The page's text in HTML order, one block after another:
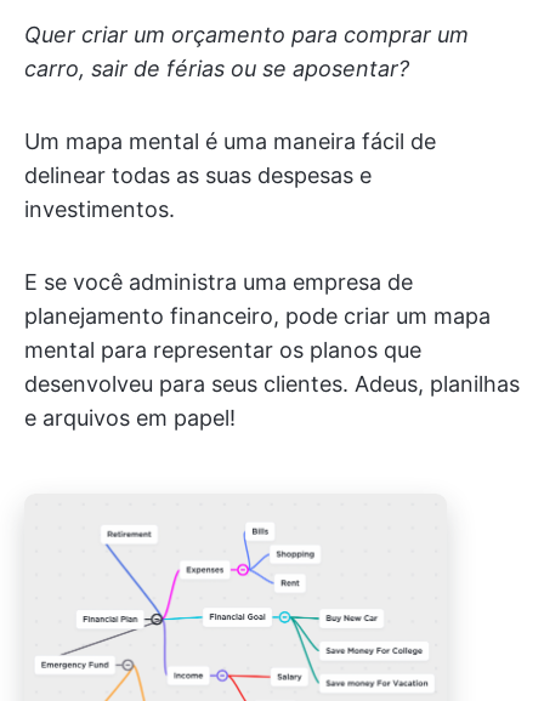
Quer criar um orçamento para comprar um
carro, sair de férias ou se aposentar?
Um mapa mental é uma maneira fácil de
delinear todas as suas despesas e
investimentos.
E se você administra uma empresa de
planejamento financeiro, pode criar um mapa
mental para representar os planos que
desenvolveu para seus clientes. Adeus, planilhas
e arquivos em papel!